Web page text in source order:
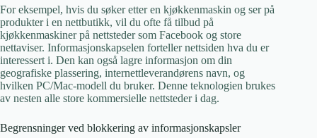
For eksempel, hvis du søker etter en kjøkkenmaskin og ser på
produkter i en nettbutikk, vil du ofte få tilbud på
kjøkkenmaskiner på nettsteder som Facebook og store
nettaviser. Informasjonskapselen forteller nettsiden hva du er
interessert i. Den kan også lagre informasjon om din
geografiske plassering, internettleverandørens navn, og
hvilken PC/Mac-modell du bruker. Denne teknologien brukes
av nesten alle store kommersielle nettsteder i dag.
Begrensninger ved blokkering av informasjonskapsler